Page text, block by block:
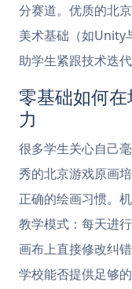
分赛道。优质的北
美术基础（如Unity
助学生紧跟技术迭代
零基础如何
力
很多学生关心自己
秀的北京游戏原画
正确的绘画习惯。
教学模式：每天进
画布上直接修改纠
学校能否提供足够